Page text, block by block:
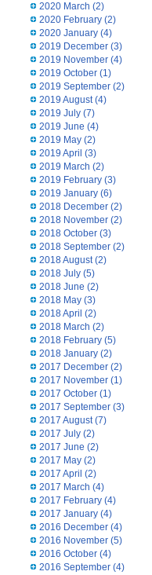
2020 March (2)
2020 February(2)
2020 January(4)
2019 December(3)
2019 November(4)
2019 October(1)
2019 September(2)
2019 August(4)
2019 July(7)
2019 June (4)
2019 May(2)
2019 April (3)
2019 March (2)
2019 February(3)
2019 January(6)
2018 December(2)
2018 November(2)
2018 October(3)
2018 September(2)
2018 August(2)
2018 July(5)
2018 June (2)
2018 May(3)
2018 April (2)
2018 March (2)
2018 February(5)
2018 January(2)
2017 December(2)
2017 November(1)
2017 October(1)
2017 September(3)
2017 August(7)
2017 July(2)
2017 June (2)
2017 May(2)
2017 April (2)
2017 March (4)
2017 February(4)
2017 January(4)
2016 December(4)
2016 November(5)
2016 October(4)
2016 September(4)